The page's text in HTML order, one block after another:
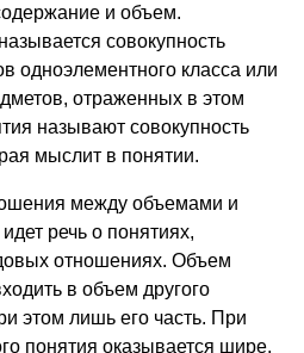
и объем.
совокупность
одноэлементного класса или
отраженных в этом
называют совокупность
мыслит в понятии.
между объемами и
речь о понятиях,
отношениях. Объем
в объем другого
этом лишь его часть. При
понятия оказывается шире,